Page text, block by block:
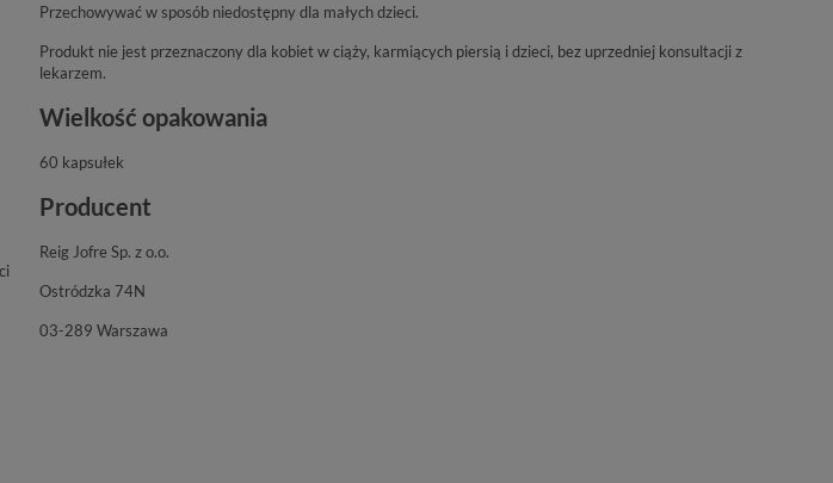
Przechowywać w sposób niedostępny dla małych dzieci.
Produkt nie jest przeznaczony dla kobiet w ciąży, karmiących piersią i dzieci, bez uprzedniej konsultacji z
lekarzem.
Wielkość opakowania
60 kapsułek
Producent
Reig Jofre Sp. z o.o.
Ostródzka 74N
03-289 Warszawa